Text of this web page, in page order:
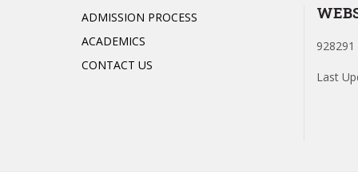
ADMISSION PROCESS
ACADEMICS
CONTACT US
Last